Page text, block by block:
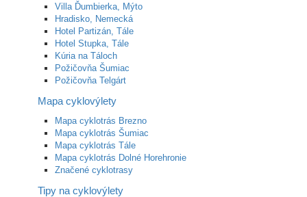
Villa Ďumbierka, Mýto
Hradisko, Nemecká
Hotel Partizán, Tále
Hotel Stupka, Tále
Kúria na Táloch
Požičovňa Šumiac
Požičovňa Telgárt
Mapa cyklovýlety
Mapa cyklotrás Brezno
Mapa cyklotrás Šumiac
Mapa cyklotrás Tále
Mapa cyklotrás Dolné Horehronie
Značené cyklotrasy
Tipy na cyklovýlety